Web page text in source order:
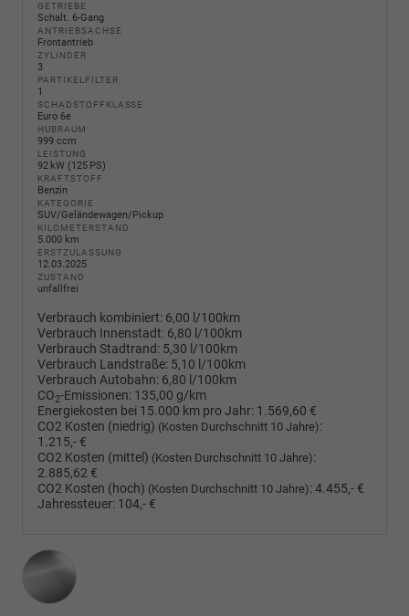
GETRIEBE
Schalt. 6-Gang
ANTRIEBSACHSE
Frontantrieb
ZYLINDER
3
PARTIKELFILTER
1
SCHADSTOFFKLASSE
Euro 6e
HUBRAUM
999 ccm
LEISTUNG
92 kW (125 PS)
KRAFTSTOFF
Benzin
KATEGORIE
SUV/Geländewagen/Pickup
KILOMETERSTAND
5.000 km
ERSTZULASSUNG
12.03.2025
ZUSTAND
unfallfrei
Verbrauch kombiniert: 6,00 l/100km
Verbrauch Innenstadt: 6,80 l/100km
Verbrauch Stadtrand: 5,30 l/100km
Verbrauch Landstraße: 5,10 l/100km
Verbrauch Autobahn: 6,80 l/100km
CO2-Emissionen: 135,00 g/km
Energiekosten bei 15.000 km pro Jahr: 1.569,60 €
CO2 Kosten (niedrig) (Kosten Durchschnitt 10 Jahre):
1.215,- €
CO2 Kosten (mittel) (Kosten Durchschnitt 10 Jahre):
2.885,62 €
CO2 Kosten (hoch) (Kosten Durchschnitt 10 Jahre):4.455,- €
Jahressteuer: 104,- €